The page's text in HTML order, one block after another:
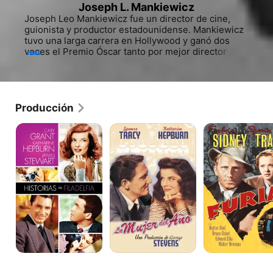
Joseph L. Mankiewicz
Joseph Leo Mankiewicz fue un director de cine,
guionista y productor estadounidense. Mankiewicz
tuvo una larga carrera en Hollywood y ganó dos
veces el Premio Óscar tanto por mejor director
más
Producción
Historias
Filadelfia
La
Mujer
del
Año
Furia